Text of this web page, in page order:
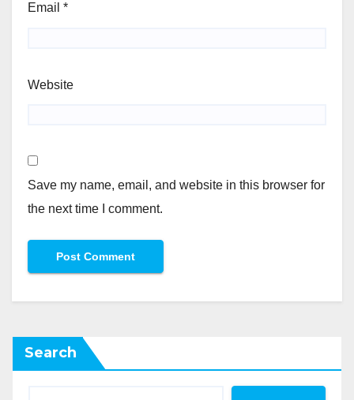
Email *
Website
Save my name, email, and website in this browser for
the next time I comment.
Search